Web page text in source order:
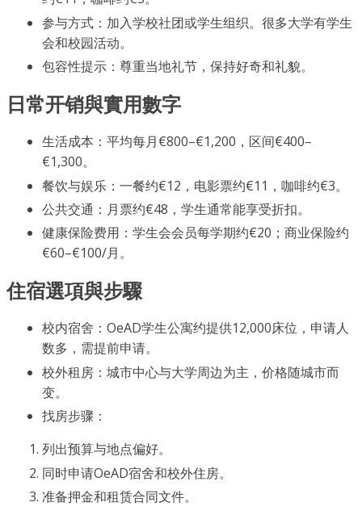
参与方式：加入学校社团或学生组织。很多大学有学生
会和校园活动。
包容性提示：尊重当地礼节，保持好奇和礼貌。
日常开销與實用數字
生活成本：平均每月€800–€1,200，区间€400–
€1,300。
餐饮与娱乐：一餐约€12，电影票约€11，咖啡约€3。
公共交通：月票约€48，学生通常能享受折扣。
健康保险费用：学生会会员每学期约€20；商业保险约
€60–€100/月。
住宿選項與步驟
校内宿舍：OeAD学生公寓约提供12,000床位，申请人
数多，需提前申请。
校外租房：城市中心与大学周边为主，价格随城市而
变。
找房步骤：
列出预算与地点偏好。
同时申请OeAD宿舍和校外住房。
准备押金和租赁合同文件。